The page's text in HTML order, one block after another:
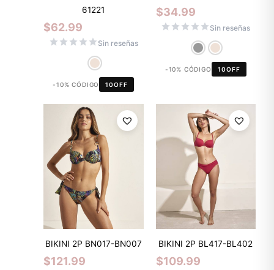
61221
$62.99
Sin reseñas
-10% CÓDIGO 10OFF
$34.99
Sin reseñas
-10% CÓDIGO 10OFF
BIKINI 2P BN017-BN007
$121.99
BIKINI 2P BL417-BL402
$109.99